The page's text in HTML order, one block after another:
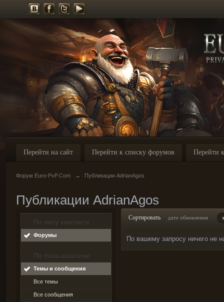
Перейти на сайт Перейти к списку форумов Перейти
Форум Euro-PvP.Com → Публикации AdrianAgos
Публикации AdrianAgos
По типу контента
Форумы
По пользователю
Темы и сообщения
Все темы
Все сообщения
Сортировать дате обновления
По вашему запросу ничего не